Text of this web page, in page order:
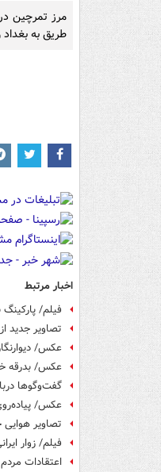
طریق به بغداد
اخبار مرتبط
فیلم/ پارکینگ
تصاویر جدید
عکس/
عکس/ بدرقه
گفت‌وگوها
عکس/
تصاویر هوایی
فیلم/ زوار
اعتقادات